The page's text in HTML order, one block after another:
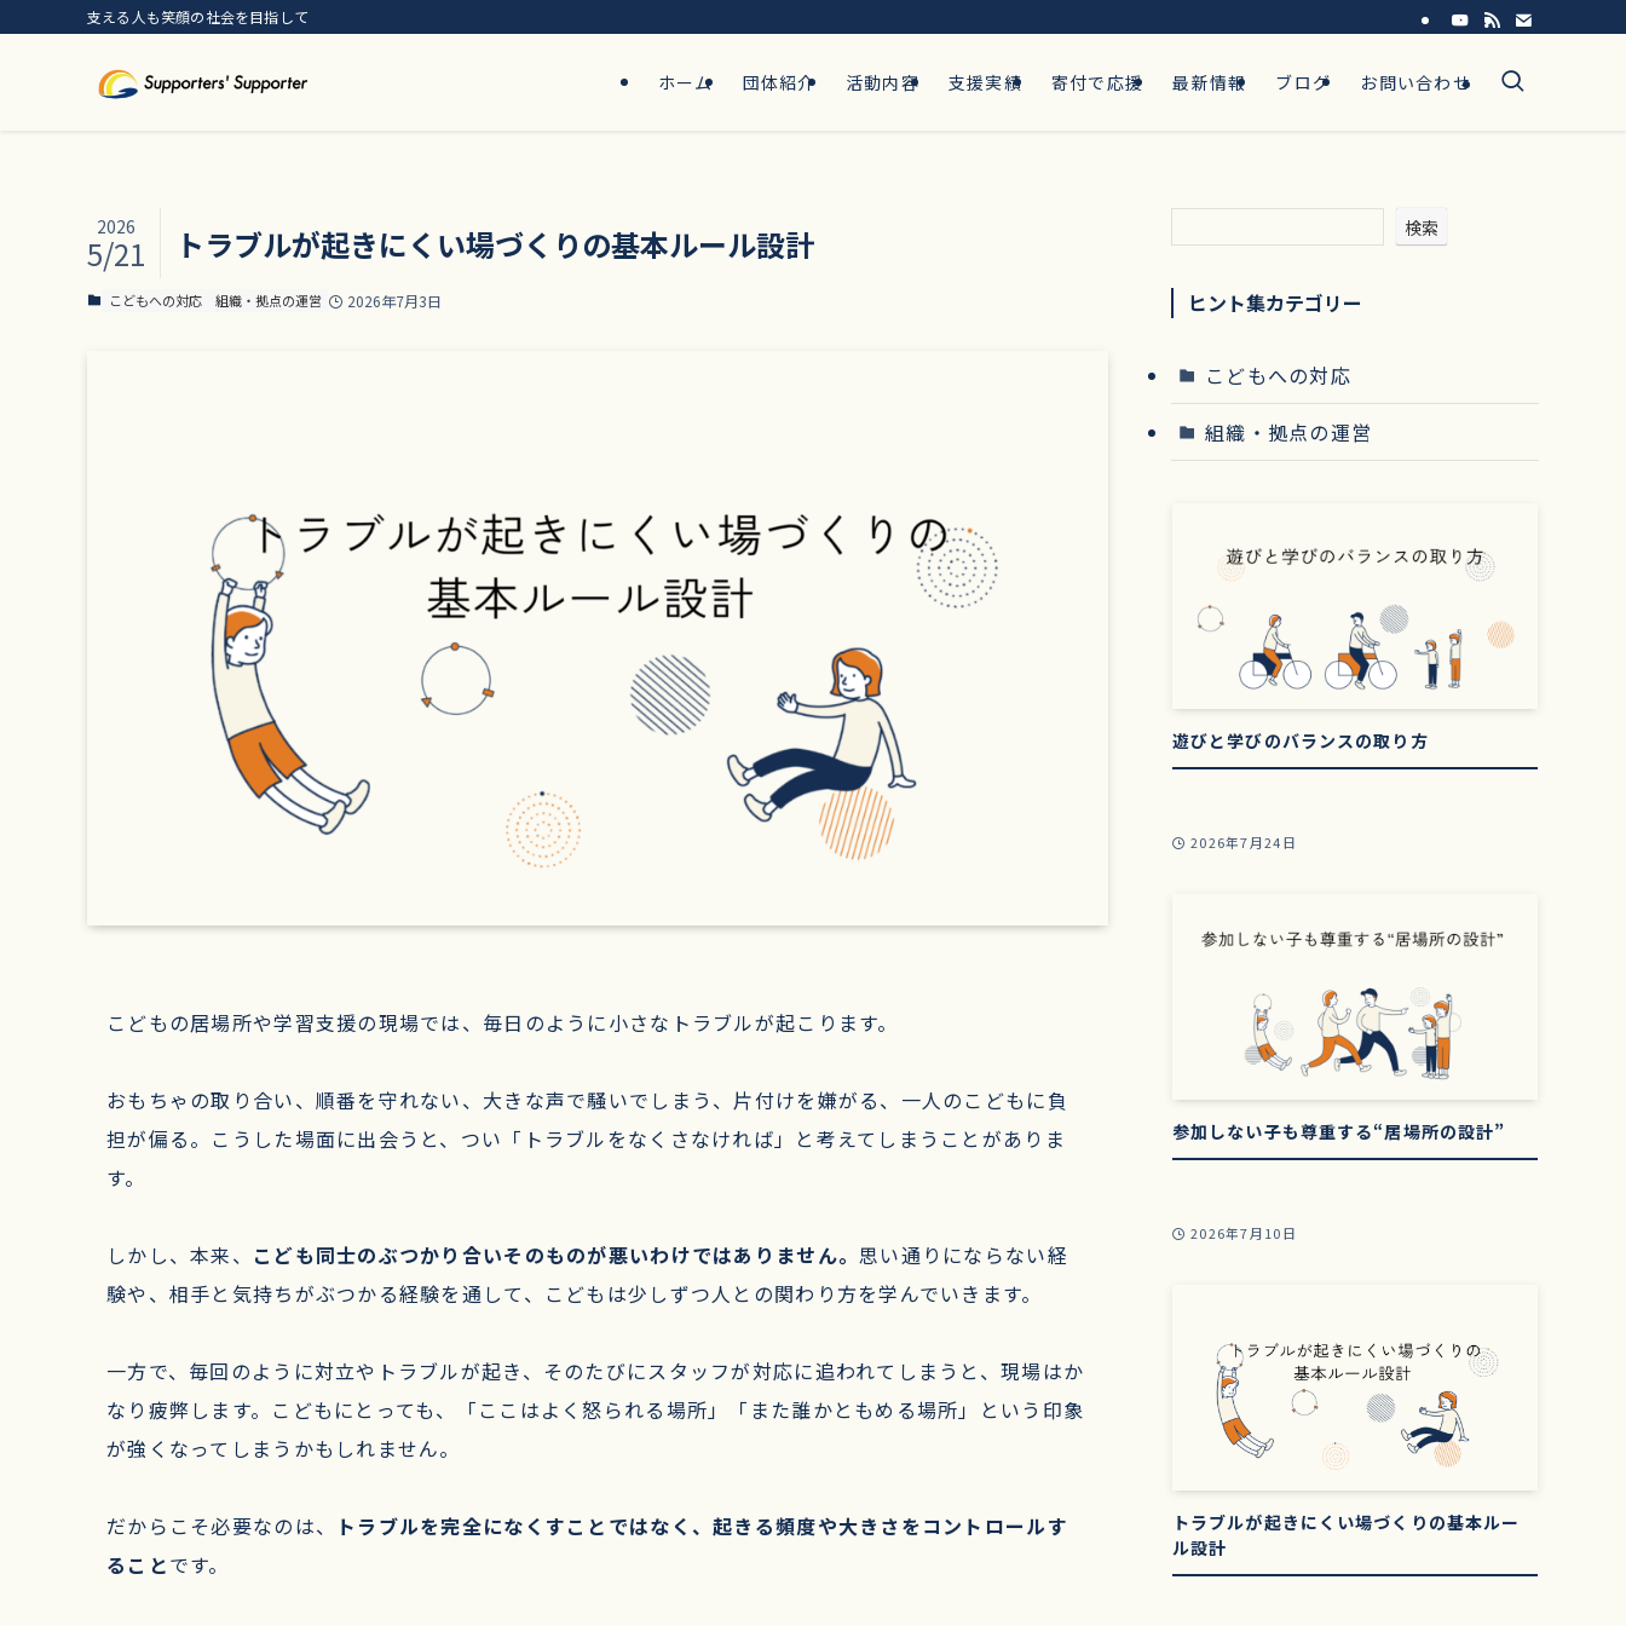
支える人も笑顔の社会を目指して
ホーム 団体紹介 活動内容 支援実績 寄付で応援 最新情報 ブログ お問い合わせ
トラブルが起きにくい場づくりの基本ルール設計
2026
5/21
こどもへの対応 組織・拠点の運営 2026年7月3日
こどもの居場所や学習支援の現場では、毎日のように小さなトラブルが起こります。
おもちゃの取り合い、順番を守れない、大きな声で騒いでしまう、片付けを嫌がる、一人のこどもに負
担が偏る。こうした場面に出会うと、つい「トラブルをなくさなければ」と考えてしまうことがありま
す。
しかし、本来、 こども同士のぶつかり合いそのものが悪いわけではありません。 思い通りにならない経
験や、相手と気持ちがぶつかる経験を通して、こどもは少しずつ人との関わり方を学んでいきます。
一方で、毎回のように対立やトラブルが起き、そのたびにスタッフが対応に追われてしまうと、現場はか
なり疲弊します。こどもにとっても、「ここはよく怒られる場所」「また誰かともめる場所」という印象
が強くなってしまうかもしれません。
だからこそ必要なのは、
トラブルを完全になくすことではなく、起きる頻度や大きさをコントロールす
ることです。
検索
ヒント集カテゴリー
こどもへの対応
組織・拠点の運営
遊びと学びのバランスの取り方
2026年7月24日
参加しない子も尊重する“居場所の設計”
2026年7月10日
トラブルが起きにくい場づくりの基本ルー
ル設計